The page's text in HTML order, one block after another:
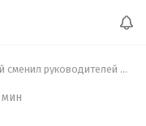
Зеленский сменил руководителей СБУ в Киеве и двух областях
мин